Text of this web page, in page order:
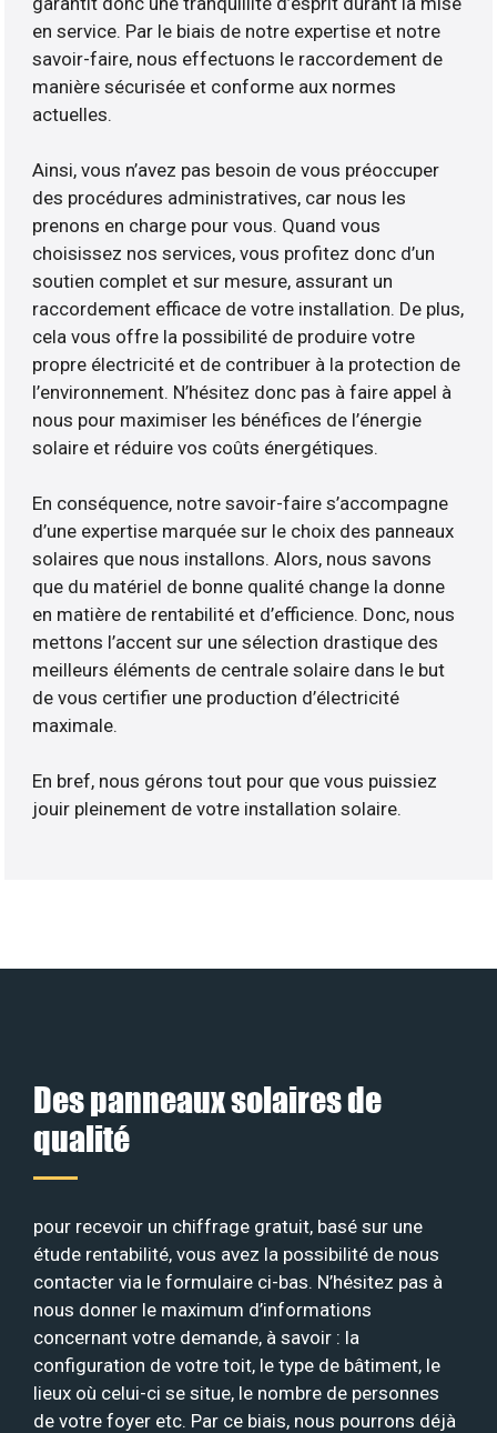
en service. Par le biais de notre expertise et notre
savoir-faire, nous effectuons le raccordement de
manière sécurisée et conforme aux normes
actuelles.
Ainsi, vous n’avez pas besoin de vous préoccuper
des procédures administratives, car nous les
prenons en charge pour vous. Quand vous
choisissez nos services, vous profitez donc d’un
soutien complet et sur mesure, assurant un
raccordement efficace de votre installation. De plus,
cela vous offre la possibilité de produire votre
propre électricité et de contribuer à la protection de
l’environnement. N’hésitez donc pas à faire appel à
nous pour maximiser les bénéfices de l’énergie
solaire et réduire vos coûts énergétiques.
En conséquence, notre savoir-faire s’accompagne
d’une expertise marquée sur le choix des panneaux
solaires que nous installons. Alors, nous savons
que du matériel de bonne qualité change la donne
en matière de rentabilité et d’efficience. Donc, nous
mettons l’accent sur une sélection drastique des
meilleurs éléments de centrale solaire dans le but
de vous certifier une production d’électricité
maximale.
En bref, nous gérons tout pour que vous puissiez
jouir pleinement de votre installation solaire.
Des panneaux solaires de
qualité
pour recevoir un chiffrage gratuit, basé sur une
étude rentabilité, vous avez la possibilité de nous
contacter via le formulaire ci-bas. N’hésitez pas à
nous donner le maximum d’informations
concernant votre demande, à savoir : la
configuration de votre toit, le type de bâtiment, le
lieux où celui-ci se situe, le nombre de personnes
de votre foyer etc. Par ce biais, nous pourrons déjà